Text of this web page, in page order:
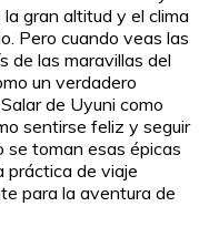
gran altitud y el clima
Pero cuando veas las
de las maravillas del
un verdadero
de Uyuni como
sentirse feliz y seguir
toman esas épicas
práctica de viaje
para la aventura de